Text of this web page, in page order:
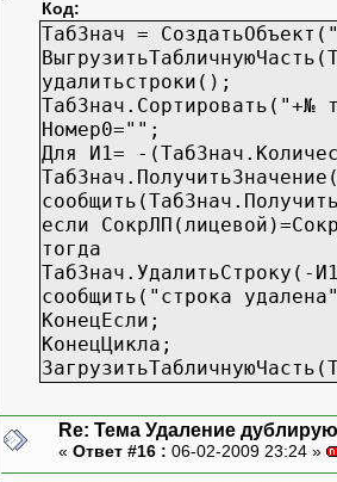
Код:
ТабЗнач =
удалитьстроки();
ТабЗнач.Сортировать("+№
Номер0="";
Для И1= -
если
тогда
ТабЗнач.УдалитьСтроку(-
сообщить("строка
КонецЕсли;
КонецЦикла;
Re: Тема Удаление
« Ответ #16 : 06-02-2009 23:24 »